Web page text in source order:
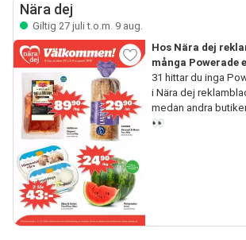
Nära dej
Giltig 27 juli t.o.m. 9 aug.
Hos Nära dej
många Powerade
31 hittar du inga
i Nära dej
medan andra
👀